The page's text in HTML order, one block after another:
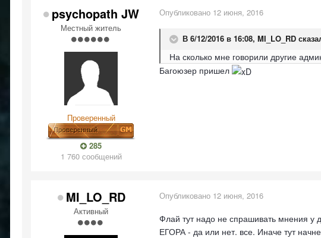
psychopath JW
Местный житель
Проверенный
285
1 760 сообщений
Опубликовано 12 июня, 2016
В 6/12/2016 в 16:08, MI_LO_RD
На сколько мне говорили другие
Багоюзер пришел
MI_LO_RD
Активный
Опубликовано 12 июня, 2016
Флай тут надо не спрашивать мнения у
ЕГОРА - да или нет. все. Иначе тут